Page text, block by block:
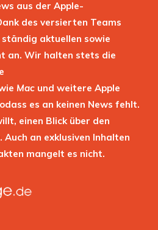
aus der Apple-
des versierten Teams
aktuellen sowie
an. Wir halten stets die
Mac und weitere Apple
es an keinen News fehlt.
einen Blick über den
an exklusiven Inhalten
mangelt es nicht.